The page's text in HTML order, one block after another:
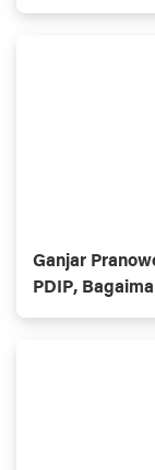
Ganjar
PDIP,